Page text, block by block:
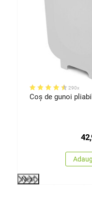
290x
Coș de gunoi
Next